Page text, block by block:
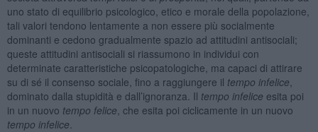
uno stato di equilibrio psicologico, etico e morale della popolazione,
tali valori tendono lentamente a non essere più socialmente
dominanti e cedono gradualmente spazio ad attitudini antisociali;
queste attitudini antisociali si riassumono in individui con
determinate caratteristiche psicopatologiche, ma capaci di attirare
su di sé il consenso sociale, fino a raggiungere il tempo infelice
dominato dalla stupidità e dall’ignoranza. Il tempo infelice esita poi
in un nuovo tempo felice , che esita poi ciclicamente in un nuovo
tempo infelice